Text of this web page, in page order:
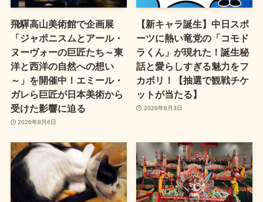
飛驒高山美術館で企画展
「ジャポニスムとアール・
ヌーヴォーの巨匠たち～東
洋と西洋の自然への想い
～」を開催中！エミール・
ガレら巨匠が日本美術から
受けた影響に迫る
2026年8月6日
【新キャラ誕生】中日スポ
ーツに熱い竜党の「コモド
ラくん」が現れた！誕生秘
話と愛らしすぎる魅力をフ
カボリ！【抽選で観戦チケ
ットが当たる】
2026年8月3日